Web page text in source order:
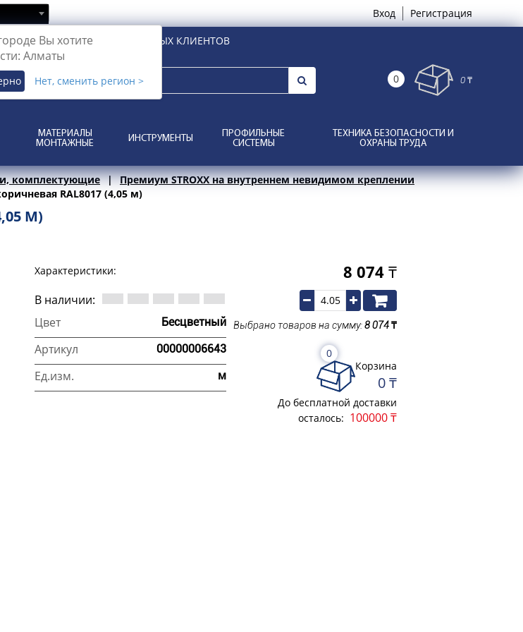
Вы хотите
Алматы
Нет, сменить регион >
Вход Регистрация
РОЗНИЧНЫХ И КОРПОРАТИВНЫХ КЛИЕНТОВ
0 0 ₸
МАТЕРИАЛЫ
МОНТАЖНЫЕ
ИНСТРУМЕНТЫ
ПРОФИЛЬНЫЕ
СИСТЕМЫ
ТЕХНИКА БЕЗОПАСНОСТИ И
ОХРАНЫ ТРУДА
комплектующие
Премиум STROXX на внутреннем невидимом креплении
RAL8017 (4,05 м)
М)
Характеристики:
В наличии:
Цвет
Бесцветный
Артикул 00000006643
Ед.изм. м
8 074 ₸
Выбрано товаров на сумму:8 074₸
0
Корзина
0 ₸
До бесплатной доставки
осталось: 100000 ₸